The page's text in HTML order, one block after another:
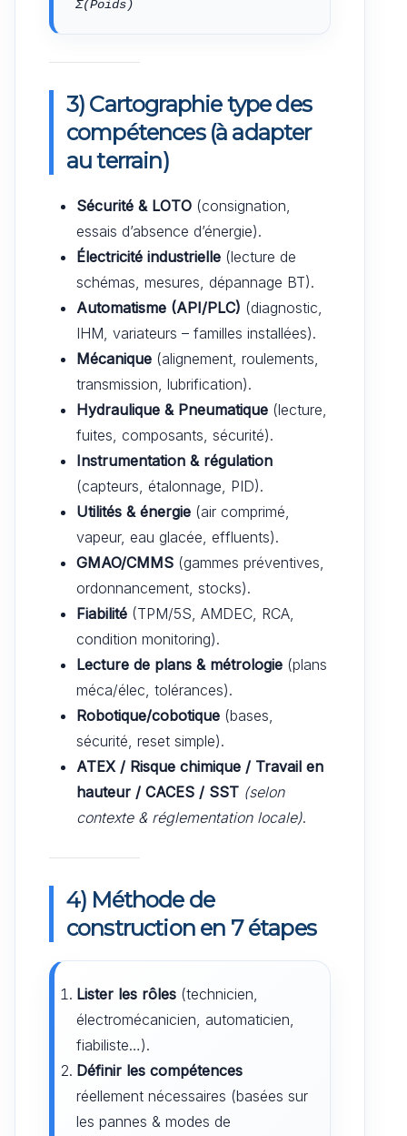
Σ(Poids)
3) Cartographie type des
compétences (à adapter
au terrain)
Sécurité & LOTO (consignation,
essais d’absence d’énergie).
Électricité industrielle (lecture de
schémas, mesures, dépannage BT).
Automatisme (API/PLC) (diagnostic,
IHM, variateurs – familles installées).
Mécanique (alignement, roulements,
transmission, lubrification).
Hydraulique & Pneumatique (lecture,
fuites, composants, sécurité).
Instrumentation & régulation
(capteurs, étalonnage, PID).
Utilités & énergie (air comprimé,
vapeur, eau glacée, effluents).
GMAO/CMMS (gammes préventives,
ordonnancement, stocks).
Fiabilité (TPM/5S, AMDEC, RCA,
condition monitoring).
Lecture de plans & métrologie (plans
méca/élec, tolérances).
Robotique/cobotique (bases,
sécurité, reset simple).
ATEX / Risque chimique / Travail en
hauteur / CACES / SST (selon
contexte & réglementation locale).
4) Méthode de
construction en 7 étapes
Lister les rôles (technicien,
électromécanicien, automaticien,
fiabiliste…).
Définir les compétences
réellement nécessaires (basées sur
les pannes & modes de